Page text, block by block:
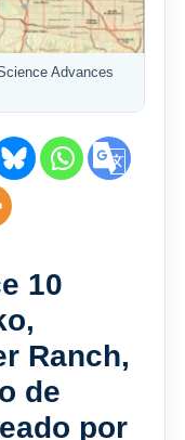
Advances
10
Ranch,
de
por